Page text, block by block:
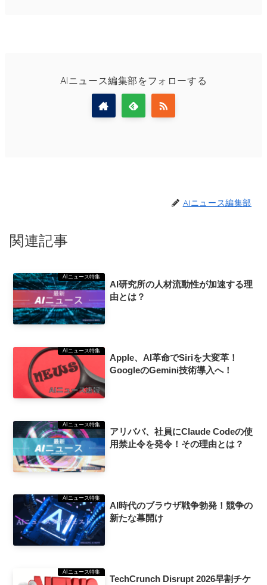
AIニュース編集部をフォローする
AIニュース編集部
関連記事
AIニュース特集
AI研究所の人材流動性が加速する理
由とは？
AIニュース特集
Apple、AI革命でSiriを大変革！
GoogleのGemini技術導入へ！
AIニュース特集
アリババ、社員にClaude Codeの使
用禁止令を発令！その理由とは？
AIニュース特集
AI時代のブラウザ戦争勃発！競争の
新たな幕開け
AIニュース特集
TechCrunch Disrupt 2026早割チケ